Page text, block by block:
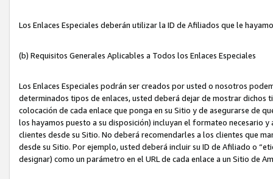
Los Enlaces Especiales deberán utilizar la ID de Afiliados que le
(b) Requisitos Generales Aplicables a Todos los Enlaces Especiales
Los Enlaces Especiales podrán ser creados por usted o nosotros
determinados tipos de enlaces, usted deberá dejar de mostrar dichos
colocación de cada enlace que ponga en su Sitio y de asegurarse de
los hayamos puesto a su disposición) incluyan el formateo necesario
clientes desde su Sitio. No deberá recomendarles a los clientes que
desde su Sitio. Por ejemplo, usted deberá incluir su ID de Afiliado o
designar) como un parámetro en el URL de cada enlace a un Sitio de